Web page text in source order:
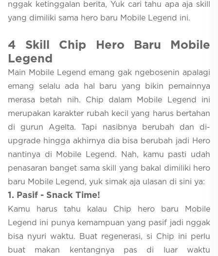
nggak ketinggalan berita, Yuk cari tahu apa aja skill
yang dimiliki sama hero baru Mobile Legend ini.
4 Skill Chip Hero Baru Mobile
Legend
Main Mobile Legend emang gak ngebosenin apalagi
emang selalu ada hal baru yang bikin pemainnya
merasa betah nih. Chip dalam Mobile Legend ini
merupakan karakter rubah kecil yang harus bertahan
di gurun Agelta. Tapi nasibnya berubah dan di-
upgrade hingga akhirnya dia bisa berubah jadi Hero
nantinya di Mobile Legend. Nah, kamu pasti udah
penasaran banget sama skill yang bakal dimiliki hero
baru Mobile Legend, yuk simak aja ulasan di sini ya:
1 . Pasif - Snack Time!
Kamu harus tahu kalau Chip hero baru Mobile
Legend ini punya kemampuan yang pasif jadi nggak
bisa nyuri waktu. Buat regenerasi, si Chip ini perlu
buat makan kentangnya pas di luar waktu